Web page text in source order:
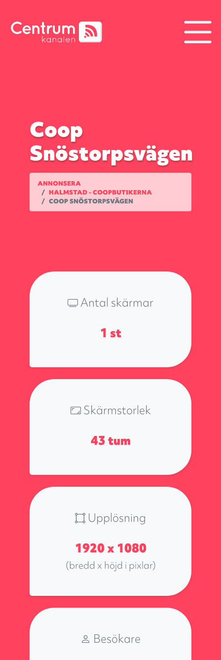
Coop
Snöstorpsvägen
ANNONSERA
HALMSTAD - COOPBUTIKERNA
COOP SNÖSTORPSVÄGEN
Antal skärmar
1 st
Skärmstorlek
43 tum
Upplösning
1920 x 1080
(bredd x höjd i pixlar)
Besökare